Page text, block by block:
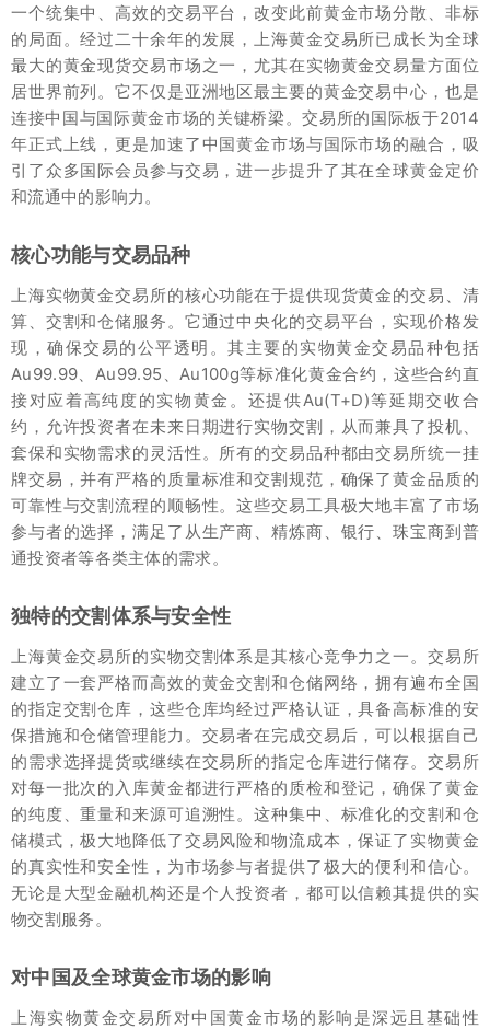
一个统集中、高效的交易平台，改变此前黄金市场分散、非标
的局面。经过二十余年的发展，上海黄金交易所已成长为全球
最大的黄金现货交易市场之一，尤其在实物黄金交易量方面位
居世界前列。它不仅是亚洲地区最主要的黄金交易中心，也是
连接中国与国际黄金市场的关键桥梁。交易所的国际板于2014
年正式上线，更是加速了中国黄金市场与国际市场的融合，吸
引了众多国际会员参与交易，进一步提升了其在全球黄金定价
和流通中的影响力。
核心功能与交易品种
上海实物黄金交易所的核心功能在于提供现货黄金的交易、清
算、交割和仓储服务。它通过中央化的交易平台，实现价格发
现，确保交易的公平透明。其主要的实物黄金交易品种包括
Au99.99、Au99.95、Au100g等标准化黄金合约，这些合约直
接对应着高纯度的实物黄金。还提供Au(T+D)等延期交收合
约，允许投资者在未来日期进行实物交割，从而兼具了投机、
套保和实物需求的灵活性。所有的交易品种都由交易所统一挂
牌交易，并有严格的质量标准和交割规范，确保了黄金品质的
可靠性与交割流程的顺畅性。这些交易工具极大地丰富了市场
参与者的选择，满足了从生产商、精炼商、银行、珠宝商到普
通投资者等各类主体的需求。
独特的交割体系与安全性
上海黄金交易所的实物交割体系是其核心竞争力之一。交易所
建立了一套严格而高效的黄金交割和仓储网络，拥有遍布全国
的指定交割仓库，这些仓库均经过严格认证，具备高标准的安
保措施和仓储管理能力。交易者在完成交易后，可以根据自己
的需求选择提货或继续在交易所的指定仓库进行储存。交易所
对每一批次的入库黄金都进行严格的质检和登记，确保了黄金
的纯度、重量和来源可追溯性。这种集中、标准化的交割和仓
储模式，极大地降低了交易风险和物流成本，保证了实物黄金
的真实性和安全性，为市场参与者提供了极大的便利和信心。
无论是大型金融机构还是个人投资者，都可以信赖其提供的实
物交割服务。
对中国及全球黄金市场的影响
上海实物黄金交易所对中国黄金市场的影响是深远且基础性